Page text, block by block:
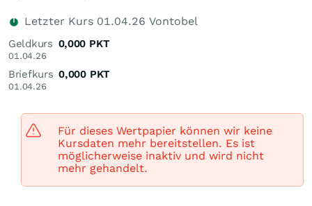
Letzter Kurs 01.04.26 Vontobel
Geldkurs
01.04.26
0,000 PKT
Briefkurs
01.04.26
0,000 PKT
Für dieses Wertpapier können wir keine
Kursdaten mehr bereitstellen. Es ist
möglicherweise inaktiv und wird nicht
mehr gehandelt.